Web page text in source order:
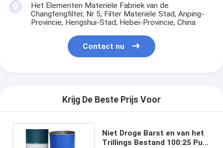
Het Elementen Materiële Fabriek van de
Changfengfilter, Nr 5, Filter Materiële Stad, Anping-
Provincie, Hengshui-Stad, Hebei-Provincie, China
Contact nu
Krijg De Beste Prijs Voor
Niet Droge Barst en van het
Trillings Bestand 100:25 Pu